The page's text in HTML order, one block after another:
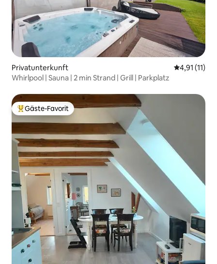
Privatunterkunft
4,91 (11)
Whirlpool | Sauna | 2 min Strand | Grill | Parkplatz
Beliebter Gäste-Favorit.
Gäste-Favorit